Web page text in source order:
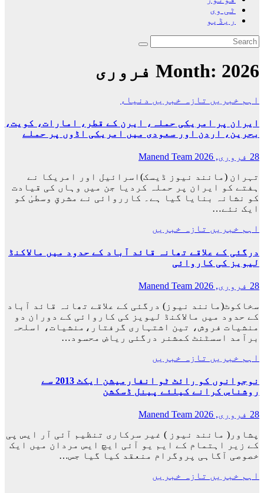
ٹی وی
ریڈیو
Month: 2026 فروری
اہم خبریں تازہ خبریں دنیاء
ایران پر امریکی حملہ، ایرن کے قطر، امارات، کویت،
بحرین، اردن اور سعودی میں امریکی اڈوں پر حملے
28 فروری, 2026
Manend Team
تہران (مانند نیوز ڈیسک)اسرائیل اور امریکا نے
ہفتے کو ایران پر حملہ کردیا جن میں وہاں کی قیادت
کو نشانہ بنایا گیا ہے۔ کارروائی نے مشرقِ وسطیٰ کو
ایک نئے…
اہم خبریں تازہ خبریں
درگئی کے علاقے تھانہ قائد آباد کے حدود میں مالاکنڈ
لیویز کی کاروائی
28 فروری, 2026
Manend Team
سخاکوٹ(مانند نیوز) درگئی کے علاقے تھانہ قائد آباد
کے حدود میں مالاکنڈ لیویز کی کاروائی کے دوران دو
منشیات فروش، تین اشتہاری گرفتار،منشیات، اسلحہ
برآمد اسسٹنٹ کمشنر درگئی ریاض محسود…
اہم خبریں تازہ خبریں
نوجوانوں کو رائٹ ٹو انفارمیشن ایکٹ 2013 سے
روشناس کرانے کیلئے پینل ڈسکشن
28 فروری, 2026
Manend Team
پشاور( مانند نیوز ) غیر سرکاری تنظیم آئی آر ایس پی
کے زیر اہتمام کے ایم یو آئی ایچ ایس مردان میں ایک
خصوصی آگاہی پروگرام منعقد کیا گیا جس…
اہم خبریں تازہ خبریں